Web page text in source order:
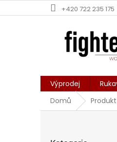
na
+420 722 235 175
Výprodej
Domů